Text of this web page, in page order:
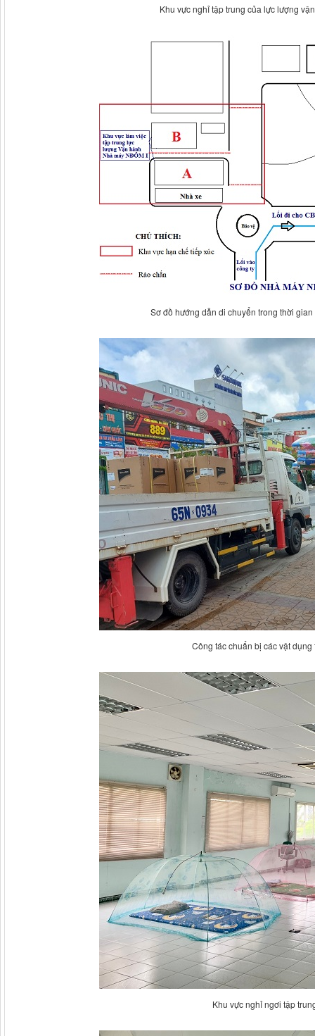
Khu vực nghỉ tập trung của lực lượng
Sơ đồ hướng dẫn di chuyển trong thời
Công tác chuẩn bị các vật
Khu vực nghỉ ngơi tập